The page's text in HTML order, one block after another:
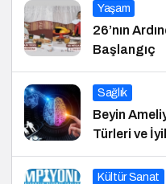
Yaşam
26’nın
Başlangıç
Sağlık
Beyin
Türleri ve
Kültür Sanat